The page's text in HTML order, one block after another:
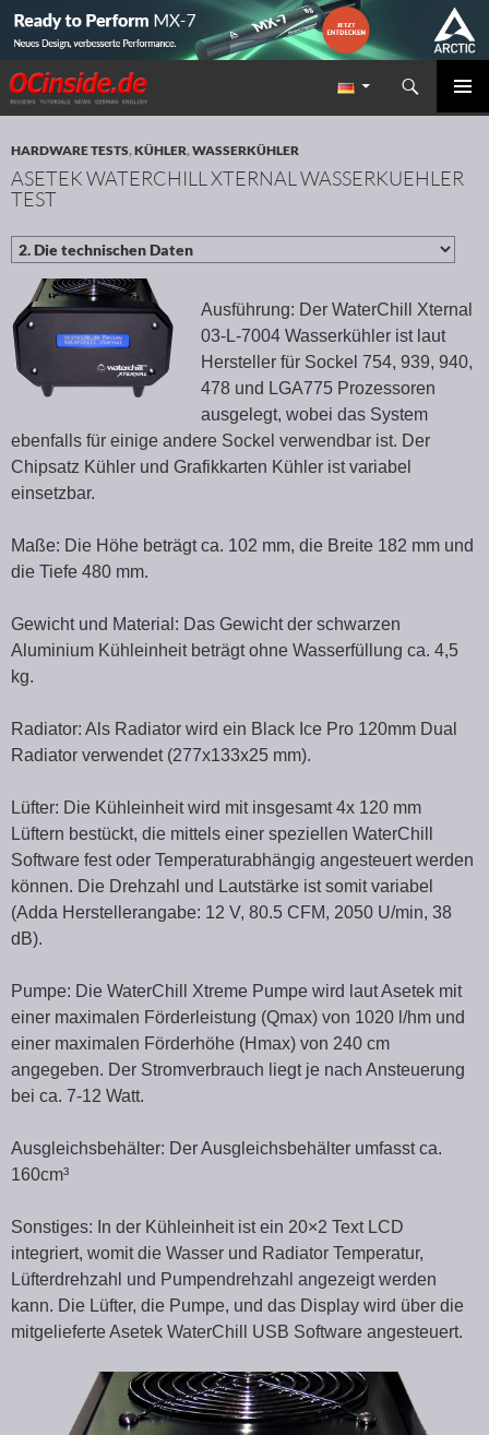
Redaktion ocinside.de PC Hardware Portal
Suchen
ZUM INHALT SPRINGEN
HARDWARE TESTS,KÜHLER,WASSERKÜHLER
ASETEK WATERCHILL XTERNAL WASSERKUEHLER
TEST
Ausführung: Der WaterChill Xternal
03-L-7004 Wasserkühler ist laut
Hersteller für Sockel 754, 939, 940,
478 und LGA775 Prozessoren
ausgelegt, wobei das System
ebenfalls für einige andere Sockel verwendbar ist. Der
Chipsatz Kühler und Grafikkarten Kühler ist variabel
einsetzbar.
Maße: Die Höhe beträgt ca. 102 mm, die Breite 182 mm und
die Tiefe 480 mm.
Gewicht und Material: Das Gewicht der schwarzen
Aluminium Kühleinheit beträgt ohne Wasserfüllung ca. 4,5
kg.
Radiator: Als Radiator wird ein Black Ice Pro 120mm Dual
Radiator verwendet (277x133x25 mm).
Lüfter: Die Kühleinheit wird mit insgesamt 4x 120 mm
Lüftern bestückt, die mittels einer speziellen WaterChill
Software fest oder Temperaturabhängig angesteuert werden
können. Die Drehzahl und Lautstärke ist somit variabel
(Adda Herstellerangabe: 12 V, 80.5 CFM, 2050 U/min, 38
dB).
Pumpe: Die WaterChill Xtreme Pumpe wird laut Asetek mit
einer maximalen Förderleistung (Qmax) von 1020 l/hm und
einer maximalen Förderhöhe (Hmax) von 240 cm
angegeben. Der Stromverbrauch liegt je nach Ansteuerung
bei ca. 7-12 Watt.
Ausgleichsbehälter: Der Ausgleichsbehälter umfasst ca.
160cm³
Sonstiges: In der Kühleinheit ist ein 20×2 Text LCD
integriert, womit die Wasser und Radiator Temperatur,
Lüfterdrehzahl und Pumpendrehzahl angezeigt werden
kann. Die Lüfter, die Pumpe, und das Display wird über die
mitgelieferte Asetek WaterChill USB Software angesteuert.